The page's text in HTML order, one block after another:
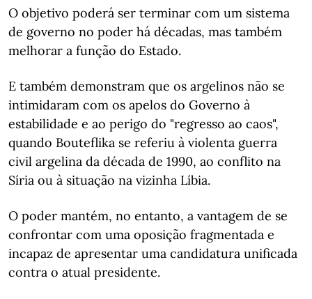
O objetivo poderá ser terminar com um sistema
de governo no poder há décadas, mas também
melhorar a função do Estado.
E também demonstram que os argelinos não se
intimidaram com os apelos do Governo à
estabilidade e ao perigo do "regresso ao caos",
quando Bouteflika se referiu à violenta guerra
civil argelina da década de 1990, ao conflito na
Síria ou à situação na vizinha Líbia.
O poder mantém, no entanto, a vantagem de se
confrontar com uma oposição fragmentada e
incapaz de apresentar uma candidatura unificada
contra o atual presidente.